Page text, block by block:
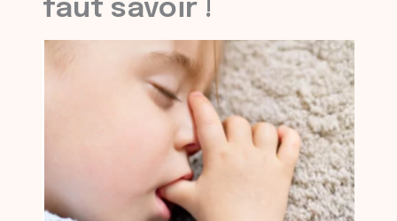
faut savoir !